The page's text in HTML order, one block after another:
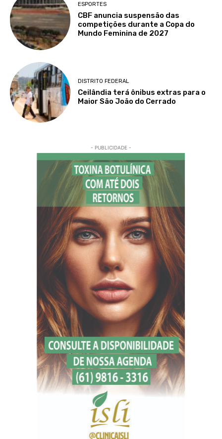
ESPORTES
CBF anuncia suspensão das
competições durante a Copa do
Mundo Feminina de 2027
DISTRITO FEDERAL
Ceilândia terá ônibus extras para o
Maior São João do Cerrado
- PUBLICIDADE -